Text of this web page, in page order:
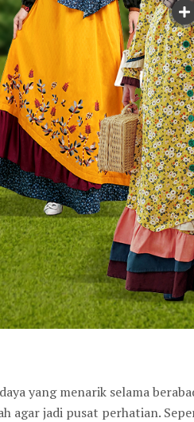
yang menarik selama
agar jadi pusat perhatian.